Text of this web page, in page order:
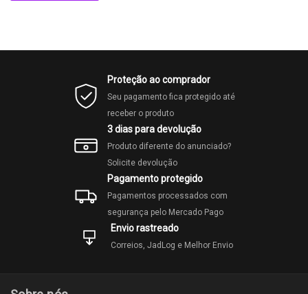
Proteção ao comprador
Seu pagamento fica protegido até
receber o produto
3 dias para devolução
Produto diferente do anunciado?
Solicite devolução
Pagamento protegido
Pagamentos processados com
segurança pelo Mercado Pago
Envio rastreado
Correios, JadLog e Melhor Envio